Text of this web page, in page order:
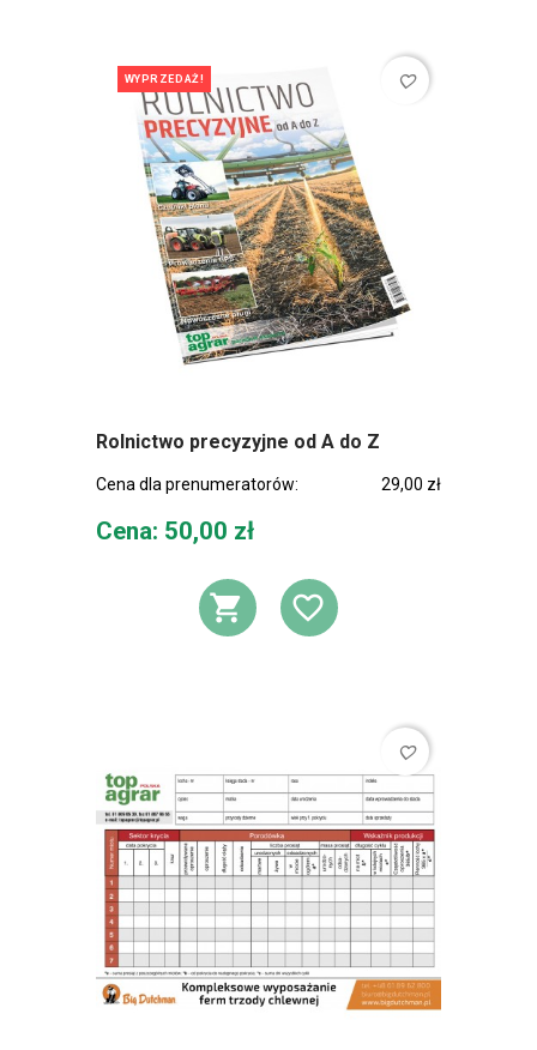
WYPRZEDAŻ! favorite_border
Rolnictwo precyzyjne od A do Z
Cena dla prenumeratorów: 29,00 zł
Cena
Cena: 50,00 zł
DODAJ DO
DODAJ DO
favorite_border